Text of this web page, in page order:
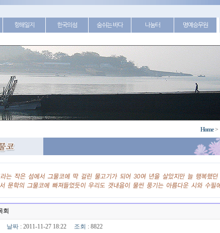
항해일지 한국의섬 숨쉬는 바다 나눔터 명예승무원
Home>
회
날짜 : 2011-11-27 18:22 조회 : 8822